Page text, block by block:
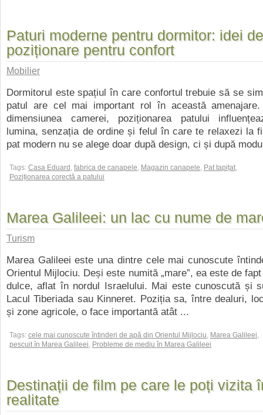
Paturi moderne pentru dormitor: idei de
poziționare pentru confort
Mobilier
Dormitorul este spațiul în care confortul trebuie să se
patul are cel mai important rol în această
dimensiunea camerei, poziționarea patului
lumina, senzația de ordine și felul în care te relaxezi la
pat modern nu se alege doar după design, ci și după
Tags: Casa Eduard , fabrica de canapele, Magazin canapele, Pat tapițat,
Poziționarea corectă a patului
Marea Galileei: un lac cu nume de
Turism
Marea Galileei este una dintre cele mai cunoscute
Orientul Mijlociu. Deși este numită „mare”, ea este de
dulce, aflat în nordul Israelului. Mai este cunoscută și
Lacul Tiberiada sau Kinneret. Poziția sa, între dealuri,
și zone agricole, o face importantă atât ...
Tags: cele mai cunoscute întinderi de apă din Orientul Mijlociu, Marea Galileei,
pescuit în Marea Galileei, Probleme de mediu în Marea Galileei
Destinații de film pe care le poți vizita
realitate